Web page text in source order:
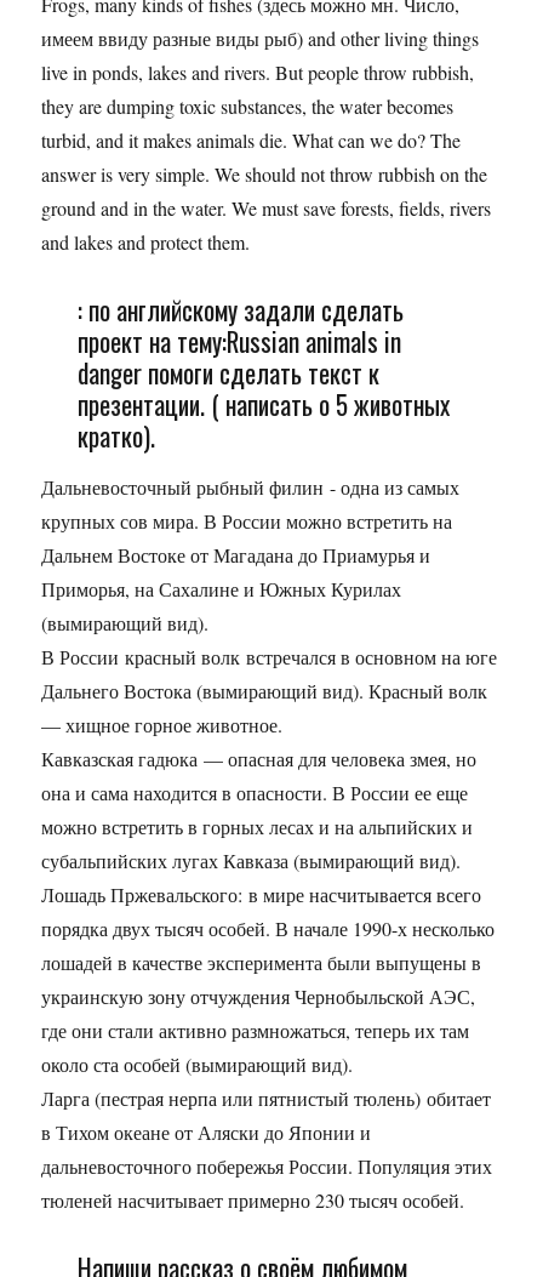
имеем ввиду разные виды рыб) and other living things
live in ponds, lakes and rivers. But people throw rubbish,
they are dumping toxic substances, the water becomes
turbid, and it makes animals die. What can we do? The
answer is very simple. We should not throw rubbish on the
ground and in the water. We must save forests, fields, rivers
and lakes and protect them.
: по английскому задали сделать
проект на тему:Russian animals in
danger помоги сделать текст к
презентации. ( написать о 5 животных
кратко).
Дальневосточный рыбный филин - одна из самых
крупных сов мира. В России можно встретить на
Дальнем Востоке от Магадана до Приамурья и
Приморья, на Сахалине и Южных Курилах
(вымирающий вид).
В России красный волк встречался в основном на юге
Дальнего Востока (вымирающий вид). Красный волк
— хищное горное животное.
Кавказская гадюка — опасная для человека змея, но
она и сама находится в опасности. В России ее еще
можно встретить в горных лесах и на альпийских и
субальпийских лугах Кавказа (вымирающий вид).
Лошадь Пржевальского: в мире насчитывается всего
порядка двух тысяч особей. В начале 1990-х несколько
лошадей в качестве эксперимента были выпущены в
украинскую зону отчуждения Чернобыльской АЭС,
где они стали активно размножаться, теперь их там
около ста особей (вымирающий вид).
Ларга (пестрая нерпа или пятнистый тюлень) обитает
в Тихом океане от Аляски до Японии и
дальневосточного побережья России. Популяция этих
тюленей насчитывает примерно 230 тысяч особей.
Напиши рассказ о своём любимом